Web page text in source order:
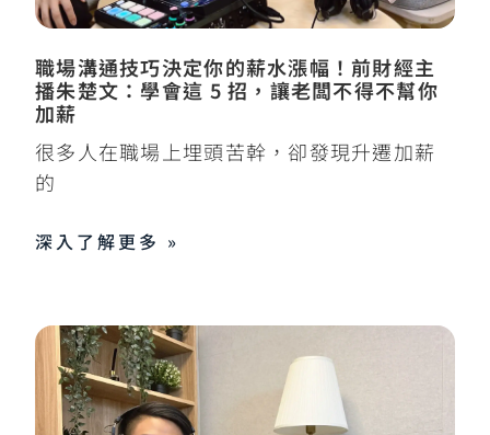
職場溝通技巧決定你的薪水漲幅！前財經主
播朱楚文：學會這 5 招，讓老闆不得不幫你
加薪
很多人在職場上埋頭苦幹，卻發現升遷加薪
的
深入了解更多 »